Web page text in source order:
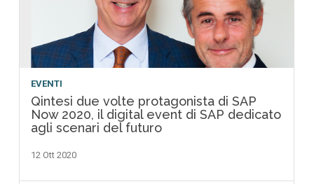
EVENTI
Qintesi due volte protagonista di SAP
Now 2020, il digital event di SAP dedicato
agli scenari del futuro
12 Ott 2020